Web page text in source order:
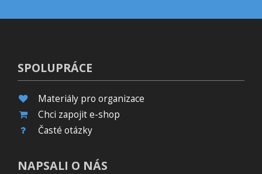
SPOLUPRÁCE
Materiály pro organizace
Chci zapojit e-shop
Časté otázky
NAPSALI O NÁS